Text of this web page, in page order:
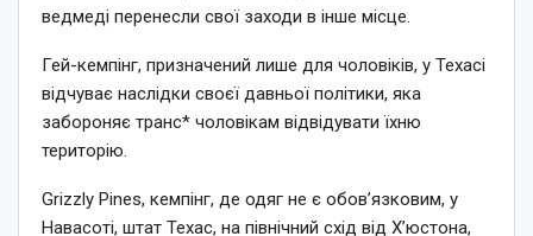
ведмеді перенесли свої заходи в інше місце.
Гей-кемпінг, призначений лише для чоловіків, у Техасі
відчуває наслідки своєї давньої політики, яка
забороняє транс* чоловікам відвідувати їхню
територію.
Grizzly Pines, кемпінг, де одяг не є обов’язковим, у
Навасоті, штат Техас, на північний схід від Х’юстона,